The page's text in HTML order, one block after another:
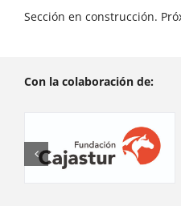
Sección en construcción.
Con la colaboración de: